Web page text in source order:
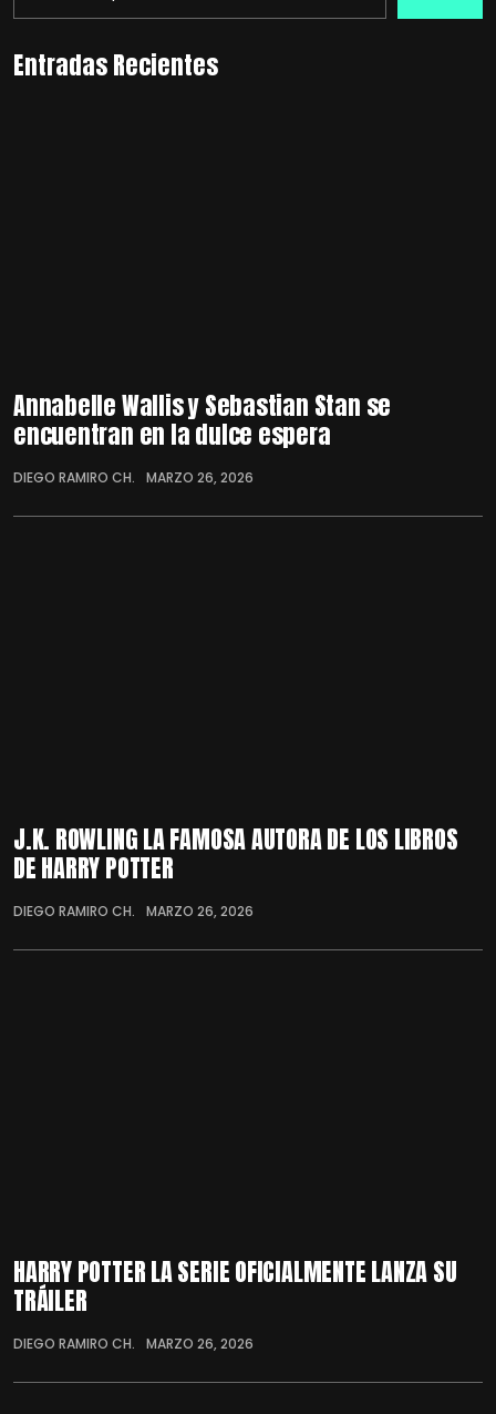
Entradas Recientes
Annabelle Wallis y Sebastian Stan se
encuentran en la dulce espera
DIEGO RAMIRO CH. MARZO 26, 2026
J.K. ROWLING LA FAMOSA AUTORA DE LOS LIBROS
DE HARRY POTTER
DIEGO RAMIRO CH. MARZO 26, 2026
HARRY POTTER LA SERIE OFICIALMENTE LANZA SU
TRÁILER
DIEGO RAMIRO CH. MARZO 26, 2026